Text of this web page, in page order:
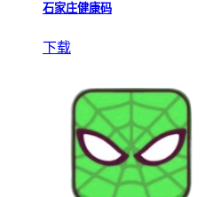
石家庄健康码
下载